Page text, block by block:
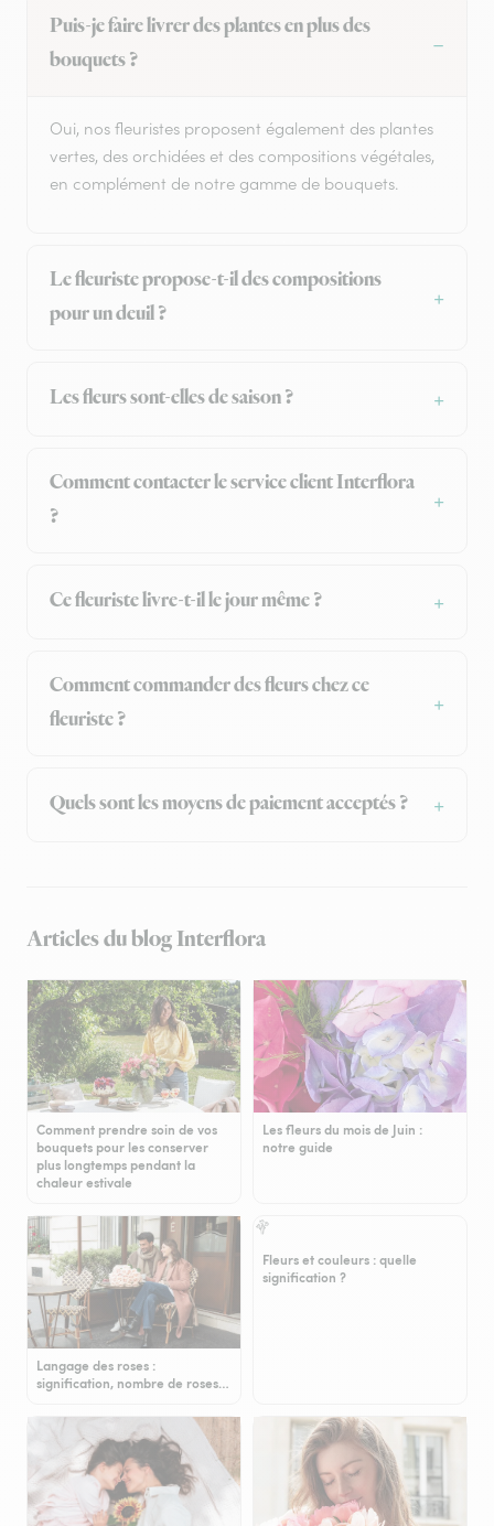
Puis-je faire livrer des plantes en plus des
bouquets ?
Oui, nos fleuristes proposent également des plantes
vertes, des orchidées et des compositions végétales,
en complément de notre gamme de bouquets.
Le fleuriste propose-t-il des compositions
pour un deuil ?
Les fleurs sont-elles de saison ?
Comment contacter le service client Interflora
?
Ce fleuriste livre-t-il le jour même ?
Comment commander des fleurs chez ce
fleuriste ?
Quels sont les moyens de paiement acceptés ?
Articles du blog Interflora
Comment prendre soin de vos
bouquets pour les conserver
plus longtemps pendant la
chaleur estivale
Les fleurs du mois de Juin :
notre guide
Langage des roses :
signification, nombre de roses…
Fleurs et couleurs : quelle
signification ?